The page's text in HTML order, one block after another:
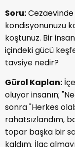
Soru:
kondisyonunuzu
koştunuz. Bir
içindeki gücü
tavsiye nedir?
Gürol Kaplan:
oluyor insanın;
sonra "Herkes
rahatsızlandım,
topar başka bir
kaldım. İlaç